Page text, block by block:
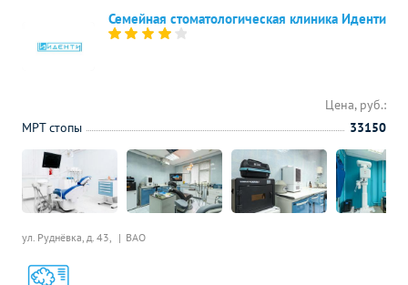
Семейная стоматологическая клиника Иденти
ул. Руднёвка, д. 43, ВАО
Цена, руб.:
МРТ стопы
33150